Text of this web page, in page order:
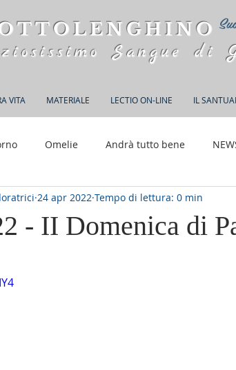
Sangue di
VITA MATERIALE LECTIO ON-LINE IL
Omelie Andrà tutto bene
di Adorazione
- II Domenica di
24 apr 2022 Tempo di lettura: 0 min
5.